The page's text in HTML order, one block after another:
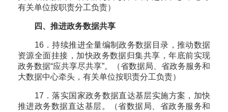
有关单位按职责分工负责）
四、推进政务数据共享
16．持续推进全量编制政务数据目录，推动数据
资源全面挂接，加快政务数据归集共享，年底前实现
政务数据“应共享尽共享”。（省数据局、省政务服务和
大数据中心牵头，有关单位按职责分工负责）
17．落实国家政务数据直达基层实施方案，加快
推进政务数据直达基层。（省数据局、省政务服务和